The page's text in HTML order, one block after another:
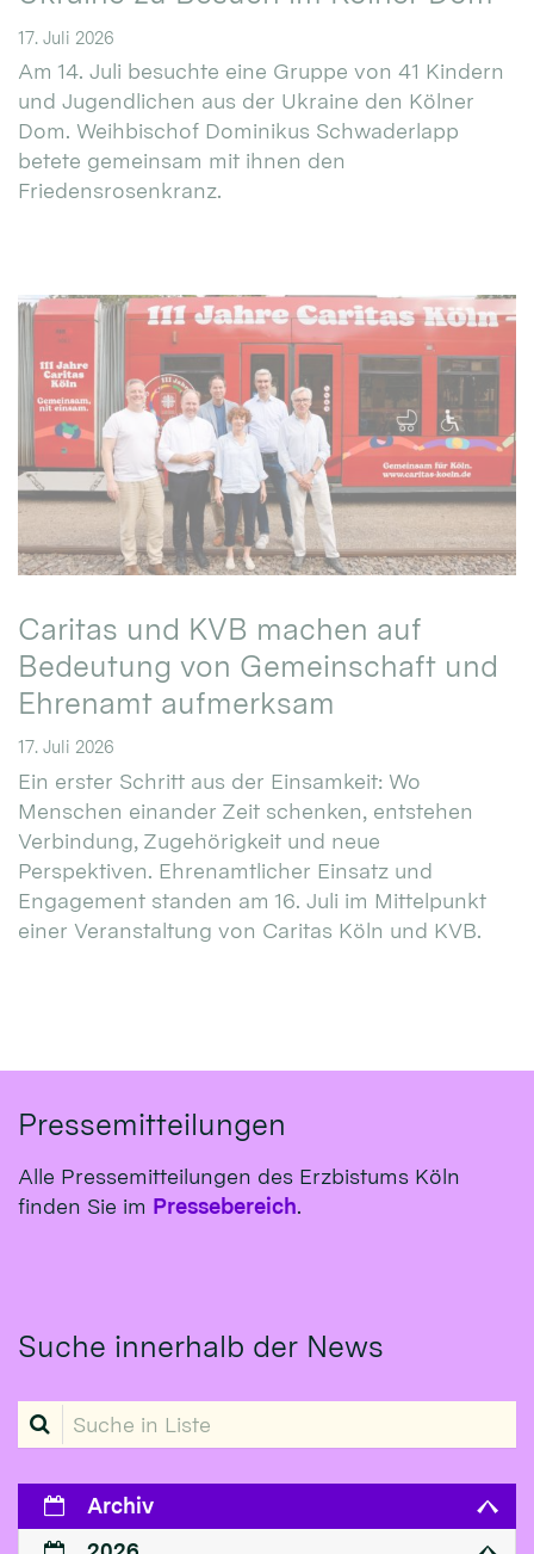
17. Juli 2026
Am 14. Juli besuchte eine Gruppe von 41 Kindern
und Jugendlichen aus der Ukraine den Kölner
Dom. Weihbischof Dominikus Schwaderlapp
betete gemeinsam mit ihnen den
Friedensrosenkranz.
Caritas und KVB machen auf
Bedeutung von Gemeinschaft und
Ehrenamt aufmerksam
17. Juli 2026
Ein erster Schritt aus der Einsamkeit: Wo
Menschen einander Zeit schenken, entstehen
Verbindung, Zugehörigkeit und neue
Perspektiven. Ehrenamtlicher Einsatz und
Engagement standen am 16. Juli im Mittelpunkt
einer Veranstaltung von Caritas Köln und KVB.
Pressemitteilungen
Alle Pressemitteilungen des Erzbistums Köln
finden Sie im Pressebereich.
Suche innerhalb der News
Suche in Liste
Archiv